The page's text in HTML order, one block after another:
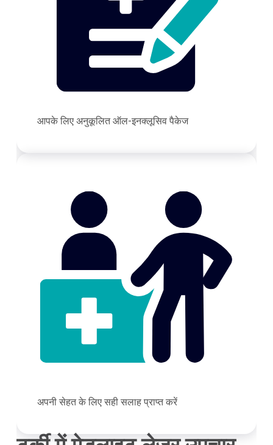
आपके लिए अनुकूलित ऑल-इनक्लूसिव पैकेज
अपनी सेहत के लिए सही सलाह प्राप्त करें